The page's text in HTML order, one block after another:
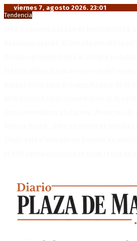
viernes 7, agosto 2026. 23:01
Tendencia